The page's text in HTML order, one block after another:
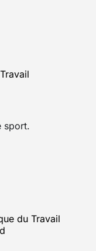
sport.
du Travail